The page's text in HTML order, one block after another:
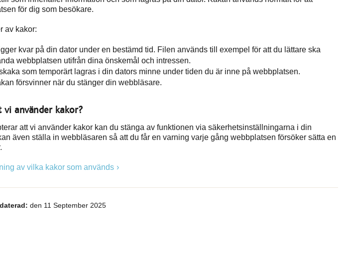
för dig som besökare.
av kakor:
kvar på din dator under en bestämd tid. Filen används till exempel för att du lättare ska
webbplatsen utifrån dina önskemål och intressen.
som temporärt lagras i din dators minne under tiden du är inne på webbplatsen.
försvinner när du stänger din webbläsare.
använder kakor?
att vi använder kakor kan du stänga av funktionen via säkerhetsinställningarna i din
även ställa in webbläsaren så att du får en varning varje gång webbplatsen försöker sätta en
av vilka kakor som används
den 11 September 2025